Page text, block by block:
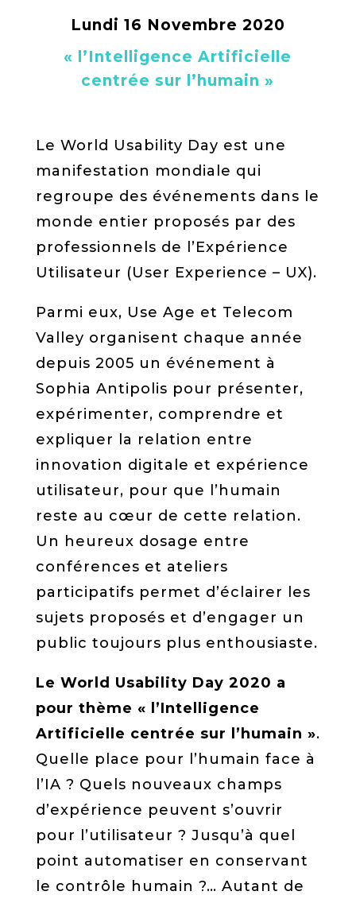
Lundi 16 Novembre 2020
« l’Intelligence Artificielle
centrée sur l’humain »
Le World Usability Day est une
manifestation mondiale qui
regroupe des événements dans le
monde entier proposés par des
professionnels de l’Expérience
Utilisateur (User Experience – UX).
Parmi eux, Use Age et Telecom
Valley organisent chaque année
depuis 2005 un événement à
Sophia Antipolis pour présenter,
expérimenter, comprendre et
expliquer la relation entre
innovation digitale et expérience
utilisateur, pour que l’humain
reste au cœur de cette relation.
Un heureux dosage entre
conférences et ateliers
participatifs permet d’éclairer les
sujets proposés et d’engager un
public toujours plus enthousiaste.
Le World Usability Day 2020 a
pour thème « l’Intelligence
Artificielle centrée sur l’humain ».
Quelle place pour l’humain face à
l’IA ? Quels nouveaux champs
d’expérience peuvent s’ouvrir
pour l’utilisateur ? Jusqu’à quel
point automatiser en conservant
le contrôle humain ?… Autant de